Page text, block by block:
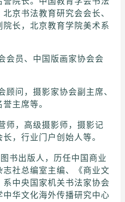
京书法教育研究会会长、
长，北京教育学院美术系
会员、中国版画家协会会
顾问，摄影家协会副主席、
主席等。
师，高级摄影师，摄影记
，行业门户创始人等。
书出版人，历任中国商业
社总编室主编、《商业文
中央国家机关书法家协会
华文化海外传播研究中心